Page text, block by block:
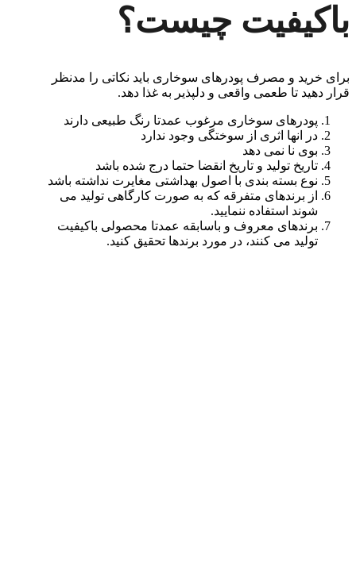
باکیفیت چیست؟
برای خرید و مصرف پودرهای سوخاری باید نکاتی را مدنظر
قرار دهید تا طعمی واقعی و دلپذیر به غذا دهد.
پودرهای سوخاری مرغوب عمدتا رنگ طبیعی دارند
در انها اثری از سوختگی وجود ندارد
بوی نا نمی دهد
تاریخ تولید و تاریخ انقضا حتما درج شده باشد
نوع بسته بندی با اصول بهداشتی مغایرت نداشته باشد
از برندهای متفرقه که به صورت کارگاهی تولید می
شوند استفاده ننمایید.
برندهای معروف و باسابقه عمدتا محصولی باکیفیت
تولید می کنند، در مورد برندها تحقیق کنید.